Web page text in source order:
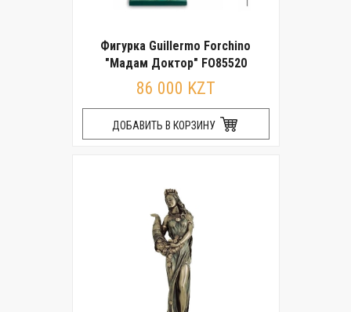
Фигурка Guillermo Forchino
"Мадам Доктор" FO85520
86 000 KZT
ДОБАВИТЬ В КОРЗИНУ